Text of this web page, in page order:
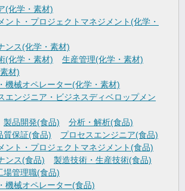
(化学・素材)
ント・プロジェクトマネジメント(化学・
ンス(化学・素材)
(化学・素材)
生産管理(化学・素材)
材)
機械オペレーター(化学・素材)
エンジニア・ビジネスディベロップメン
製品開発(食品)
分析・解析(食品)
質保証(食品)
プロセスエンジニア(食品)
ント・プロジェクトマネジメント(食品)
ンス(食品)
製造技術・生産技術(食品)
場管理職(食品)
機械オペレーター(食品)